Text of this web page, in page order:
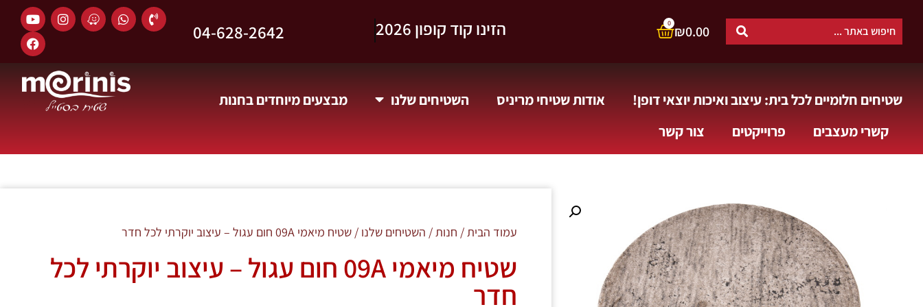
₪0.00
0 וקבלו 10% הנחה. 04-628-2642
שטיחים חלומיים לכל בית: עיצוב ואיכות יוצאי דופן! אודות שטיחי מריניס השטיחים שלנו
מבצעים מיוחדים בחנות
קשרי מעצבים
פרוייקטים צור קשר
עמוד הבית/ חנות/ השטיחים שלנו / שטיח מיאמי 09A חום עגול – עיצוב יוקרתי לכל חדר
שטיח מיאמי 09A חום עגול – עיצוב יוקרתי לכל
חדר